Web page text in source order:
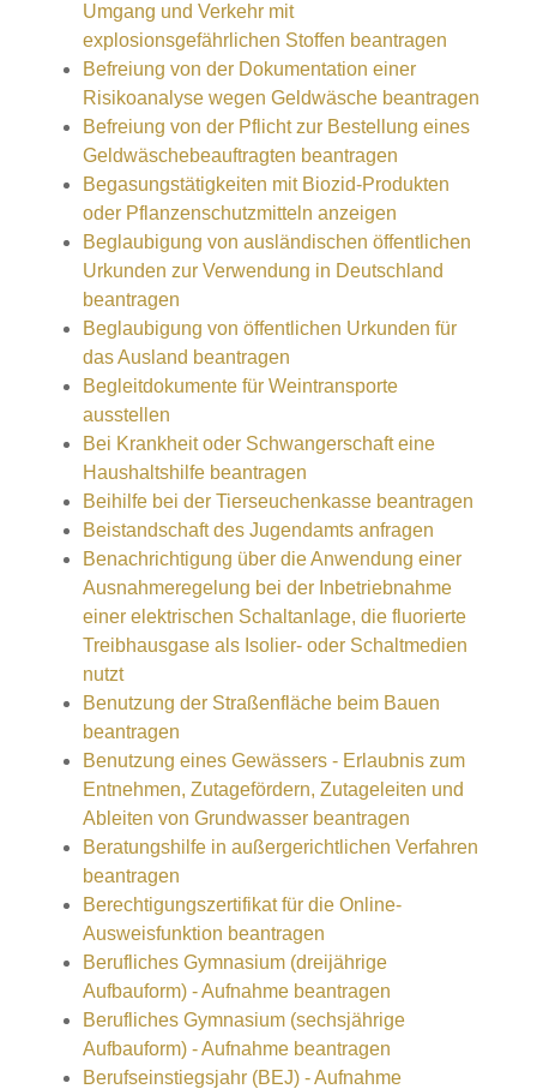
Umgang und Verkehr mit
explosionsgefährlichen Stoffen beantragen
Befreiung von der Dokumentation einer
Risikoanalyse wegen Geldwäsche beantragen
Befreiung von der Pflicht zur Bestellung eines
Geldwäschebeauftragten beantragen
Begasungstätigkeiten mit Biozid-Produkten
oder Pflanzenschutzmitteln anzeigen
Beglaubigung von ausländischen öffentlichen
Urkunden zur Verwendung in Deutschland
beantragen
Beglaubigung von öffentlichen Urkunden für
das Ausland beantragen
Begleitdokumente für Weintransporte
ausstellen
Bei Krankheit oder Schwangerschaft eine
Haushaltshilfe beantragen
Beihilfe bei der Tierseuchenkasse beantragen
Beistandschaft des Jugendamts anfragen
Benachrichtigung über die Anwendung einer
Ausnahmeregelung bei der Inbetriebnahme
einer elektrischen Schaltanlage, die fluorierte
Treibhausgase als Isolier- oder Schaltmedien
nutzt
Benutzung der Straßenfläche beim Bauen
beantragen
Benutzung eines Gewässers - Erlaubnis zum
Entnehmen, Zutagefördern, Zutageleiten und
Ableiten von Grundwasser beantragen
Beratungshilfe in außergerichtlichen Verfahren
beantragen
Berechtigungszertifikat für die Online-
Ausweisfunktion beantragen
Berufliches Gymnasium (dreijährige
Aufbauform) - Aufnahme beantragen
Berufliches Gymnasium (sechsjährige
Aufbauform) - Aufnahme beantragen
Berufseinstiegsjahr (BEJ) - Aufnahme